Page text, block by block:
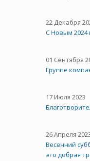
22 Декабря
С Новым 2024
01 Сентября
Группе
17 Июля 2023
26 Апреля
Весенний
это добрая